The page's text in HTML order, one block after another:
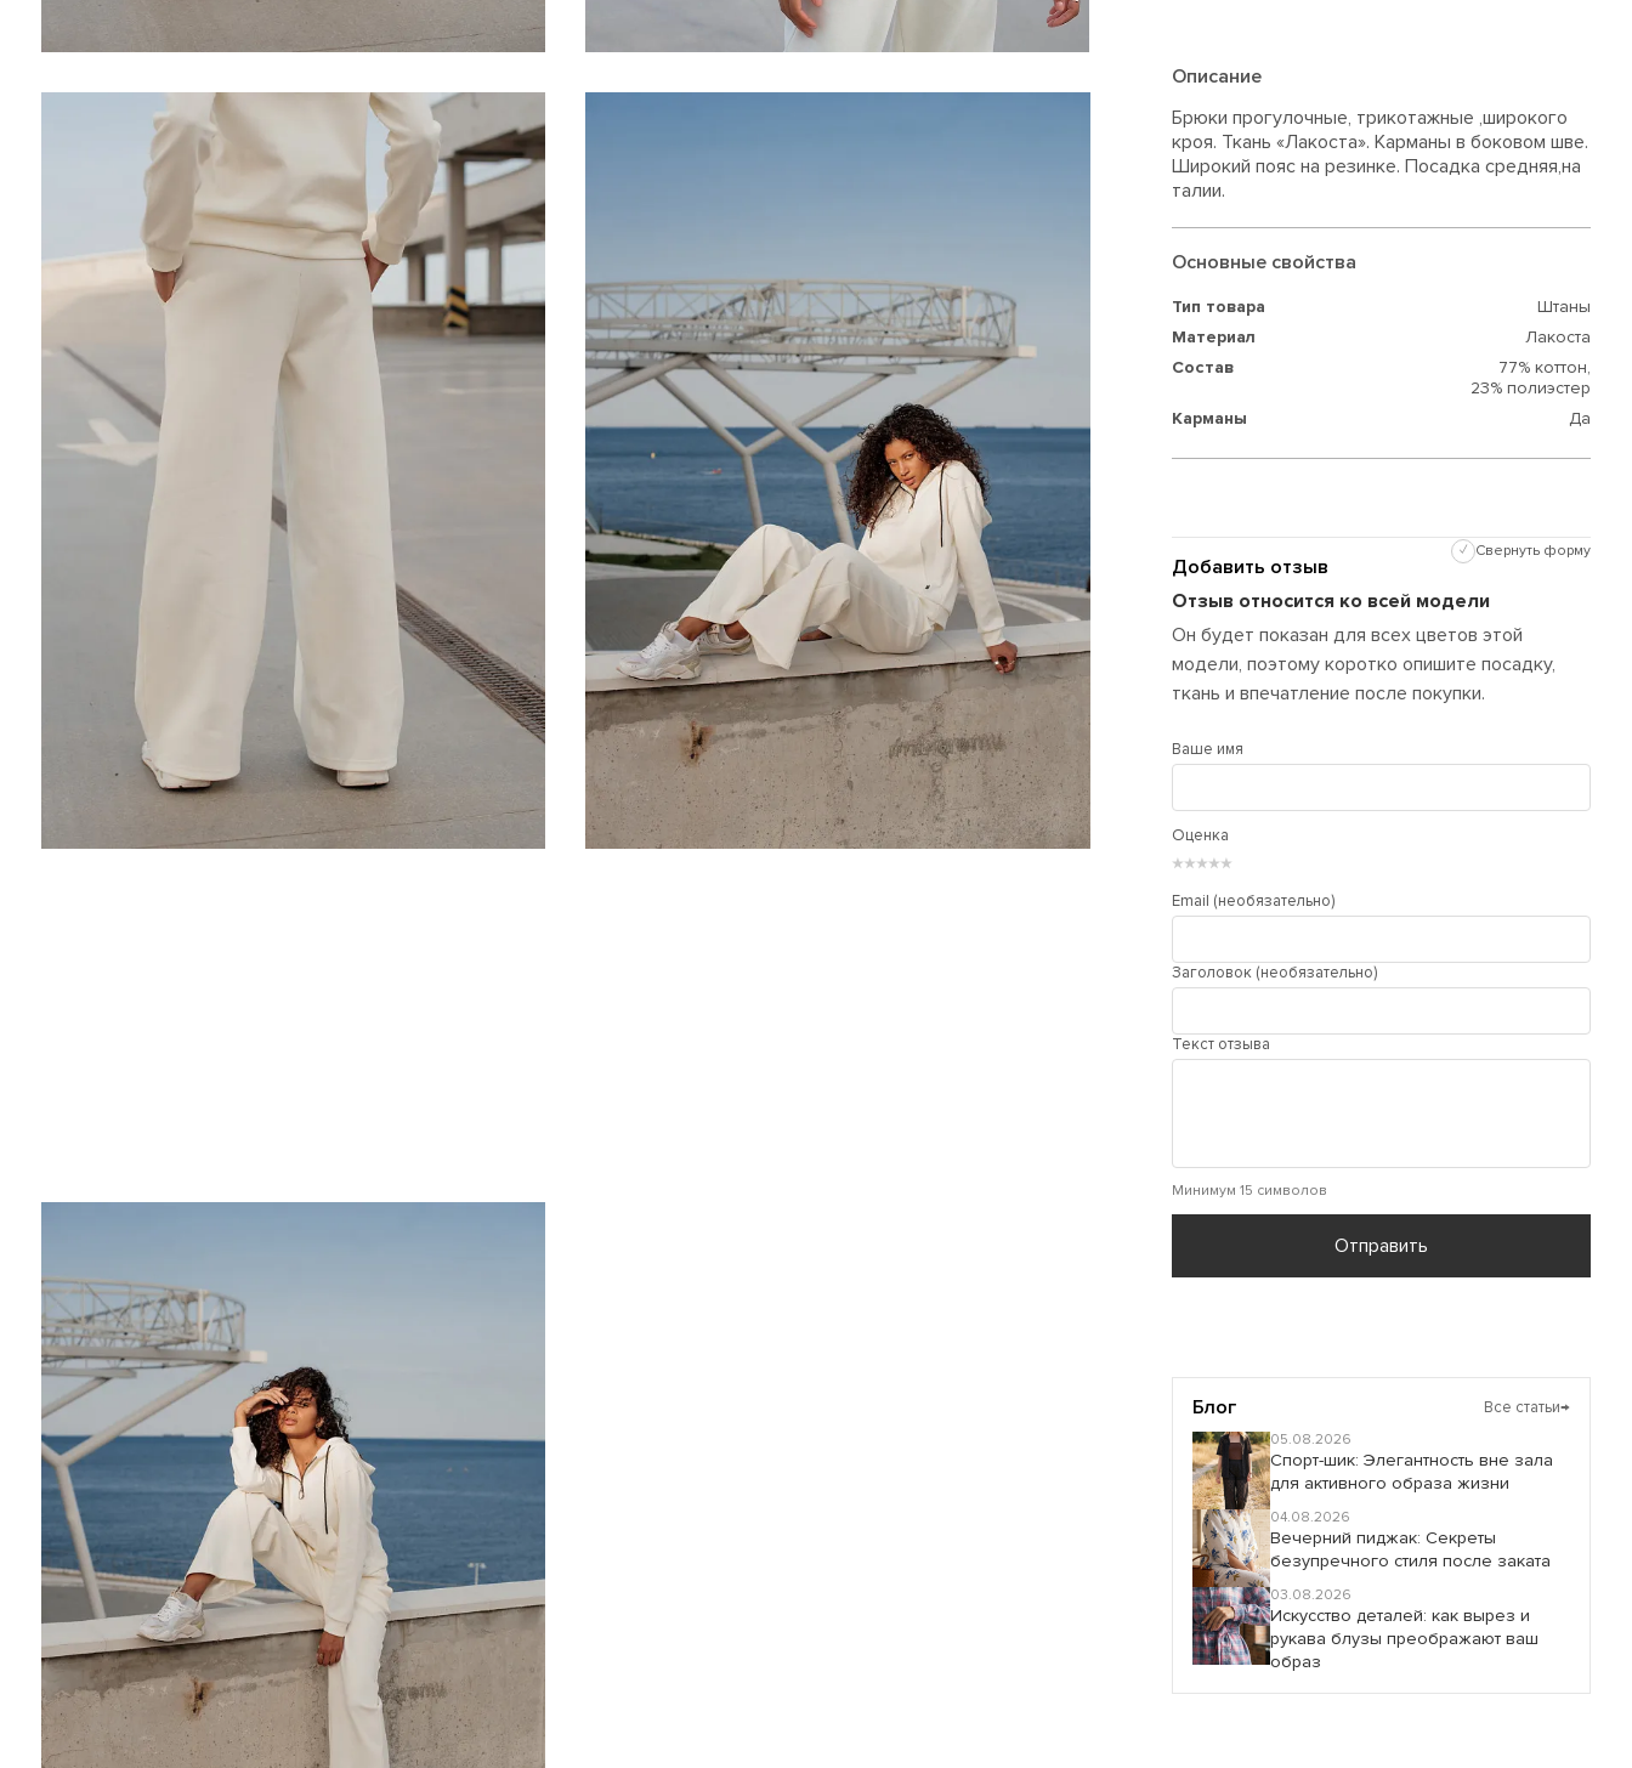
Описание
Брюки прогулочные, трикотажные ,широкого
кроя. Ткань «Лакоста». Карманы в боковом шве.
Широкий пояс на резинке. Посадка средняя,на
талии.
Основные свойства
Тип товара
Штаны
Материал
Лакоста
Состав
77% коттон,
23% полиэстер
Карманы
Да
Добавить отзыв
✓ Свернуть форму
Отзыв относится ко всей модели
Он будет показан для всех цветов этой
модели, поэтому коротко опишите посадку,
ткань и впечатление после покупки.
Ваше имя
Оценка
★
★
★
★
★
Email (необязательно)
Заголовок (необязательно)
Текст отзыва
Минимум 15 символов
Отправить
Блог Все статьи→
05.08.2026
Спорт-шик: Элегантность вне зала
для активного образа жизни
04.08.2026
Вечерний пиджак: Секреты
безупречного стиля после заката
03.08.2026
Искусство деталей: как вырез и
рукава блузы преображают ваш
образ